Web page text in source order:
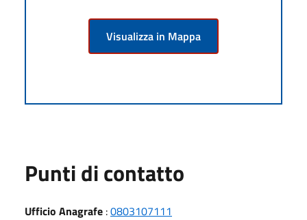
Visualizza in Mappa
Punti di contatto
Ufficio Anagrafe :0803107111